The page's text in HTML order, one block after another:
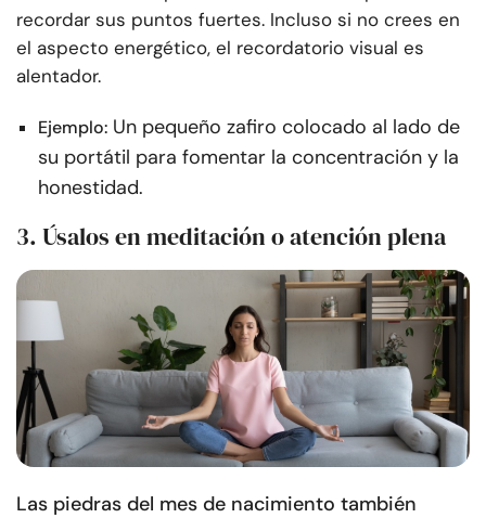
recordar sus puntos fuertes. Incluso si no crees en
el aspecto energético, el recordatorio visual es
alentador.
Ejemplo: Un pequeño zafiro colocado al lado de
su portátil para fomentar la concentración y la
honestidad.
3. Úsalos en meditación o atención plena
Las piedras del mes de nacimiento también